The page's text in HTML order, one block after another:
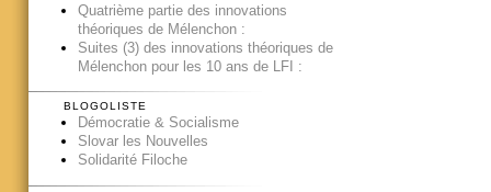
Quatrième partie des innovations
théoriques de Mélenchon :
Suites (3) des innovations théoriques de
Mélenchon pour les 10 ans de LFI :
BLOGOLISTE
Démocratie & Socialisme
Slovar les Nouvelles
Solidarité Filoche